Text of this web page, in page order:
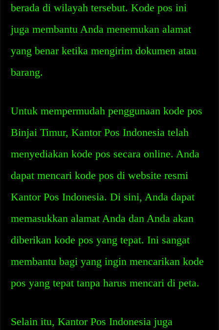
berada di wilayah tersebut. Kode pos ini
juga membantu Anda menemukan alamat
yang benar ketika mengirim dokumen atau
barang.
Untuk mempermudah penggunaan kode pos
Binjai Timur, Kantor Pos Indonesia telah
menyediakan kode pos secara online. Anda
dapat mencari kode pos di website resmi
Kantor Pos Indonesia. Di sini, Anda dapat
memasukkan alamat Anda dan Anda akan
diberikan kode pos yang tepat. Ini sangat
membantu bagi yang ingin mencarikan kode
pos yang tepat tanpa harus mencari di peta.
Selain itu, Kantor Pos Indonesia juga